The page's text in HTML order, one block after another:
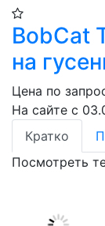
BobCat
на
Цена по
На сайте с
Кратко
Посмотреть